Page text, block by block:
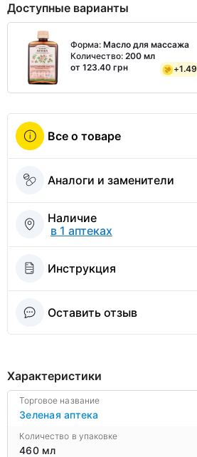
Доступные варианты
Форма: Масло для массажа
Количество: 200 мл
от 123.40 грн
+1.49
Все о товаре
Аналоги и заменители
Наличие
в 1 аптеках
Инструкция
Оставить отзыв
Характеристики
Торговое название
Зеленая аптека
Количество в упаковке
460 мл